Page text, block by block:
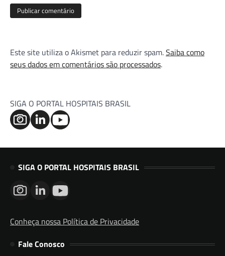
Este site utiliza o Akismet para reduzir spam.Saiba como
seus dados em comentários são processados.
SIGA O PORTAL HOSPITAIS BRASIL
SIGA O PORTAL HOSPITAIS BRASIL
Conheça nossa Política de Privacidade
Fale Conosco